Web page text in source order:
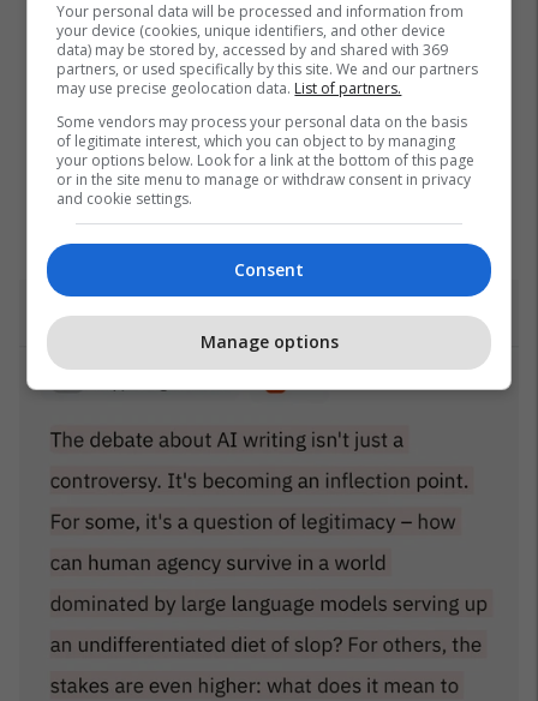
Your personal data will be processed and information from
your device (cookies, unique identifiers, and other device
data) may be stored by, accessed by and shared with 369
partners, or used specifically by this site. We and our partners
may use precise geolocation data. List of partners.
Some vendors may process your personal data on the basis
of legitimate interest, which you can object to by managing
your options below. Look for a link at the bottom of this page
or in the site menu to manage or withdraw consent in privacy
and cookie settings.
Consent
Manage options